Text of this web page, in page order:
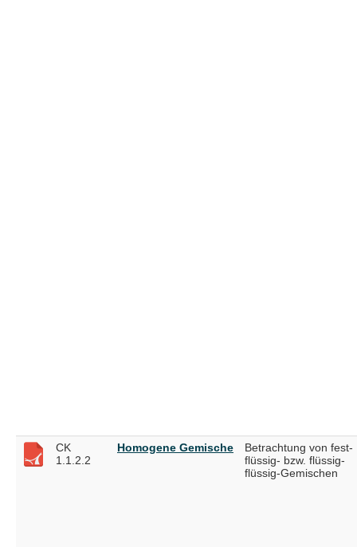
CK
1.1.2.2
Homogene Gemische
Betrachtung von fest-
flüssig- bzw. flüssig-
flüssig-Gemischen